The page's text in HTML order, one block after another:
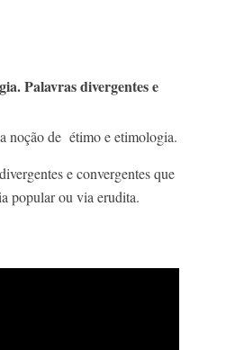
Palavras divergentes e
noção de étimo e etimologia.
e convergentes que
popular ou via erudita.